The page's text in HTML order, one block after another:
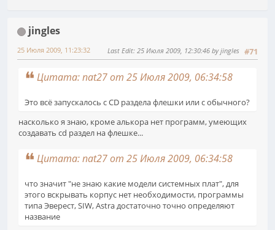
jingles
#71
25 Июля 2009, 11:23:32 Last Edit: 25 Июля 2009, 12:30:46 by jingles
Цитата: nat27 от 25 Июля 2009, 06:34:58
Это всё запускалось с CD раздела флешки или с обычного?
насколько я знаю, кроме алькора нет программ, умеющих
создавать cd раздел на флешке...
Цитата: nat27 от 25 Июля 2009, 06:34:58
что значит "не знаю какие модели системных плат", для
этого вскрывать корпус нет необходимости, программы
типа Эверест, SIW, Astra достаточно точно определяют
название